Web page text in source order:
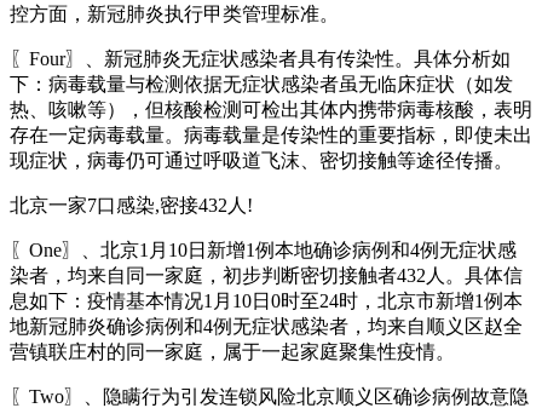
控方面，新冠肺炎执行甲类管理标准。
〖Four〗、新冠肺炎无症状感染者具有传染性。具体分析如
下：病毒载量与检测依据无症状感染者虽无临床症状（如发
热、咳嗽等），但核酸检测可检出其体内携带病毒核酸，表明
存在一定病毒载量。病毒载量是传染性的重要指标，即使未出
现症状，病毒仍可通过呼吸道飞沫、密切接触等途径传播。
北京一家7口感染,密接432人!
〖One〗、北京1月10日新增1例本地确诊病例和4例无症状感
染者，均来自同一家庭，初步判断密切接触者432人。具体信
息如下：疫情基本情况1月10日0时至24时，北京市新增1例本
地新冠肺炎确诊病例和4例无症状感染者，均来自顺义区赵全
营镇联庄村的同一家庭，属于一起家庭聚集性疫情。
〖Two〗、隐瞒行为引发连锁风险北京顺义区确诊病例故意隐